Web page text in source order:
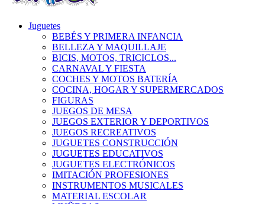
Juguetes
BEBÉS Y PRIMERA INFANCIA
BELLEZA Y MAQUILLAJE
BICIS, MOTOS, TRICICLOS...
CARNAVAL Y FIESTA
COCHES Y MOTOS BATERÍA
COCINA, HOGAR Y SUPERMERCADOS
FIGURAS
JUEGOS DE MESA
JUEGOS EXTERIOR Y DEPORTIVOS
JUEGOS RECREATIVOS
JUGUETES CONSTRUCCIÓN
JUGUETES EDUCATIVOS
JUGUETES ELECTRÓNICOS
IMITACIÓN PROFESIONES
INSTRUMENTOS MUSICALES
MATERIAL ESCOLAR